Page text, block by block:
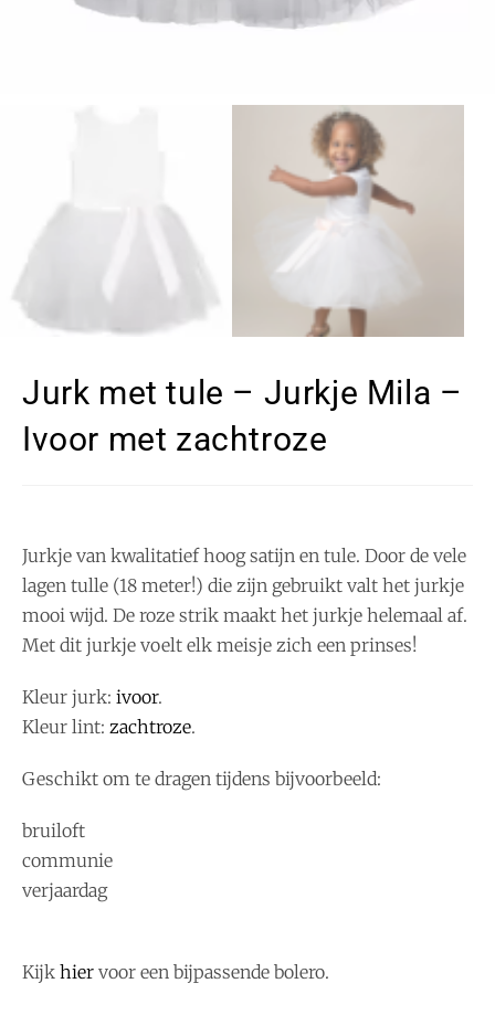
Jurk met tule – Jurkje Mila –
Ivoor met zachtroze
Jurkje van kwalitatief hoog satijn en tule. Door de vele
lagen tulle (18 meter!) die zijn gebruikt valt het jurkje
mooi wijd. De roze strik maakt het jurkje helemaal af.
Met dit jurkje voelt elk meisje zich een prinses!
Kleur jurk: ivoor.
Kleur lint: zachtroze.
Geschikt om te dragen tijdens bijvoorbeeld:
bruiloft
communie
verjaardag
Kijk hier voor een bijpassende bolero.